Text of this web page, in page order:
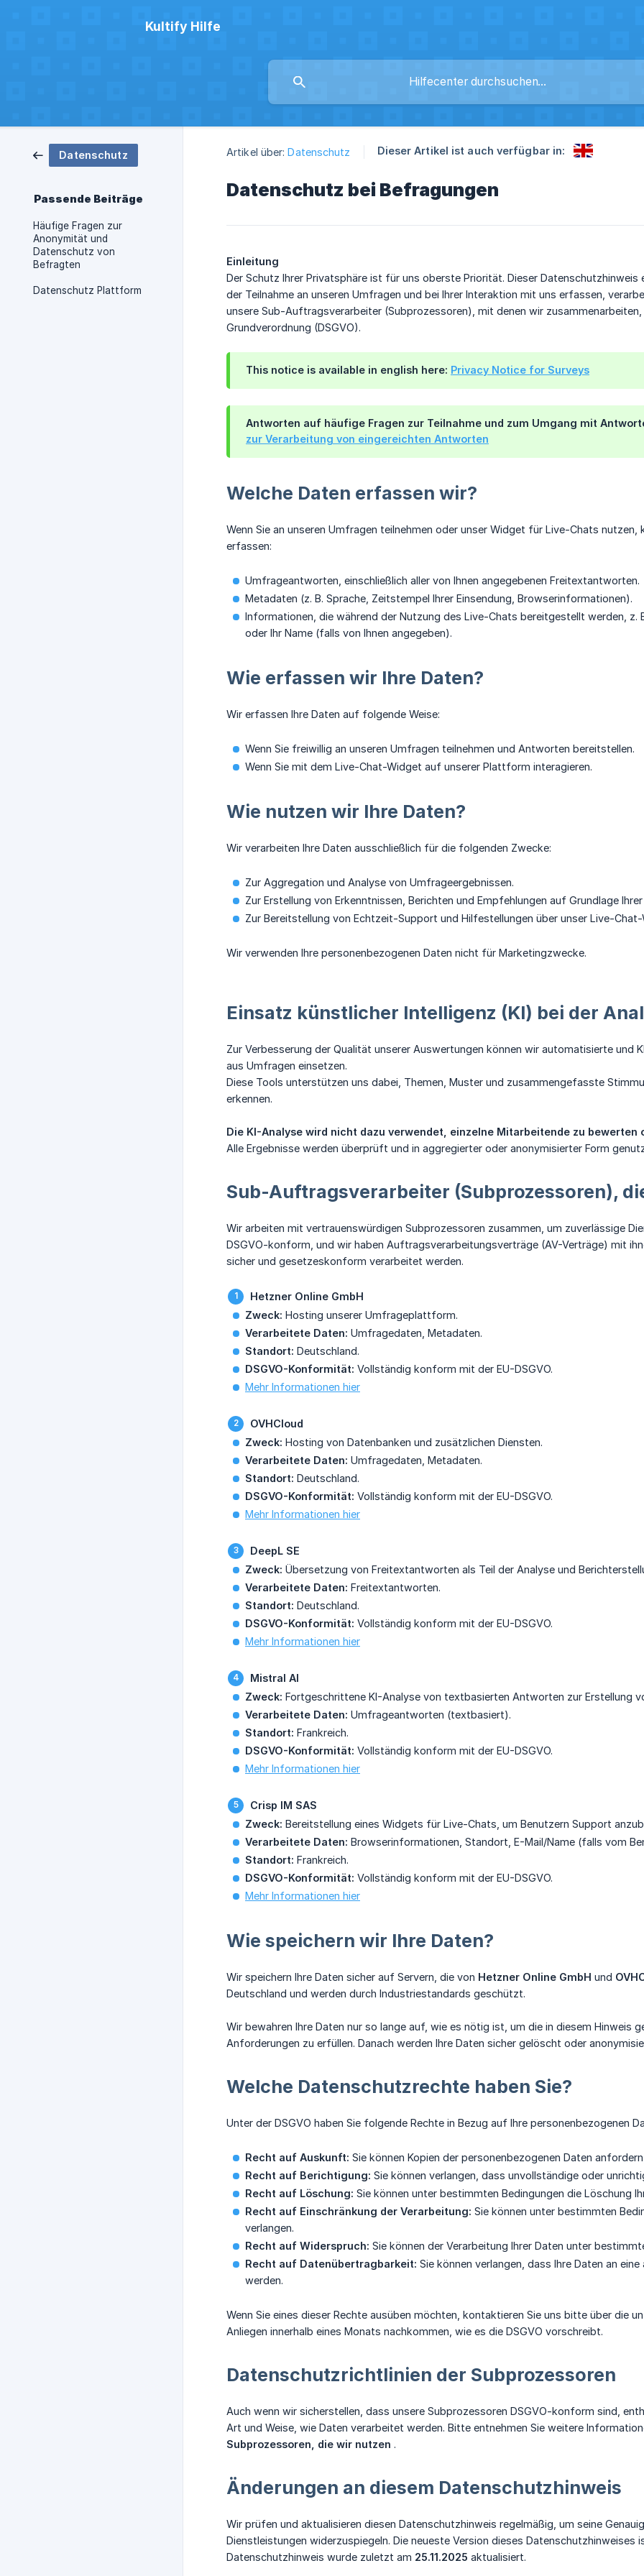
Kultify Hilfe
Datenschutz
Passende Beiträge
Häufige Fragen zur
Anonymität und
Datenschutz von
Befragten
Datenschutz Plattform
Artikel über: Datenschutz Dieser Artikel ist auch verfügbar in:
Datenschutz bei Befragungen
Einleitung
Der Schutz Ihrer Privatsphäre ist für uns oberste Priorität. Dieser
der Teilnahme an unseren Umfragen und bei Ihrer Interaktion mit uns erfassen,
unsere Sub-Auftragsverarbeiter (Subprozessoren), mit denen wir
Grundverordnung (DSGVO).
This notice is available in english here: Privacy Notice for Surveys
Antworten auf häufige Fragen zur Teilnahme und zum Umgang mit
zur Verarbeitung von eingereichten Antworten
Welche Daten erfassen wir?
Wenn Sie an unseren Umfragen teilnehmen oder unser Widget für Live-Chats
erfassen:
Umfrageantworten, einschließlich aller von Ihnen angegebenen Freitextantworten.
Metadaten (z. B. Sprache, Zeitstempel Ihrer Einsendung, Browserinformationen).
Informationen, die während der Nutzung des Live-Chats bereitgestellt werden, z.
oder Ihr Name (falls von Ihnen angegeben).
Wie erfassen wir Ihre Daten?
Wir erfassen Ihre Daten auf folgende Weise:
Wenn Sie freiwillig an unseren Umfragen teilnehmen und Antworten bereitstellen.
Wenn Sie mit dem Live-Chat-Widget auf unserer Plattform interagieren.
Wie nutzen wir Ihre Daten?
Wir verarbeiten Ihre Daten ausschließlich für die folgenden Zwecke:
Zur Aggregation und Analyse von Umfrageergebnissen.
Zur Erstellung von Erkenntnissen, Berichten und Empfehlungen auf Grundlage
Zur Bereitstellung von Echtzeit-Support und Hilfestellungen über unser Live-
Wir verwenden Ihre personenbezogenen Daten nicht für Marketingzwecke.
Einsatz künstlicher Intelligenz (KI) bei der
Zur Verbesserung der Qualität unserer Auswertungen können wir automatisierte
aus Umfragen einsetzen.
Diese Tools unterstützen uns dabei, Themen, Muster und zusammengefasste
erkennen.
Die KI-Analyse wird nicht dazu verwendet, einzelne Mitarbeitende zu
Alle Ergebnisse werden überprüft und in aggregierter oder anonymisierter Form
Sub-Auftragsverarbeiter (Subprozessoren),
Wir arbeiten mit vertrauenswürdigen Subprozessoren zusammen, um zuverlässige
DSGVO-konform, und wir haben Auftragsverarbeitungsverträge (AV-Verträge) mit
sicher und gesetzeskonform verarbeitet werden.
Hetzner Online GmbH
Zweck: Hosting unserer Umfrageplattform.
Verarbeitete Daten: Umfragedaten, Metadaten.
Standort: Deutschland.
DSGVO-Konformität: Vollständig konform mit der EU-DSGVO.
Mehr Informationen hier
OVHCloud
Zweck: Hosting von Datenbanken und zusätzlichen Diensten.
Verarbeitete Daten: Umfragedaten, Metadaten.
Standort: Deutschland.
DSGVO-Konformität: Vollständig konform mit der EU-DSGVO.
Mehr Informationen hier
DeepL SE
Zweck: Übersetzung von Freitextantworten als Teil der Analyse und
Verarbeitete Daten: Freitextantworten.
Standort: Deutschland.
DSGVO-Konformität: Vollständig konform mit der EU-DSGVO.
Mehr Informationen hier
Mistral AI
Zweck: Fortgeschrittene KI-Analyse von textbasierten Antworten zur Erstellung
Verarbeitete Daten: Umfrageantworten (textbasiert).
Standort: Frankreich.
DSGVO-Konformität: Vollständig konform mit der EU-DSGVO.
Mehr Informationen hier
Crisp IM SAS
Zweck: Bereitstellung eines Widgets für Live-Chats, um Benutzern Support
Verarbeitete Daten: Browserinformationen, Standort, E-Mail/Name (falls vom
Standort: Frankreich.
DSGVO-Konformität: Vollständig konform mit der EU-DSGVO.
Mehr Informationen hier
Wie speichern wir Ihre Daten?
Wir speichern Ihre Daten sicher auf Servern, die von Hetzner Online GmbH und
Deutschland und werden durch Industriestandards geschützt.
Wir bewahren Ihre Daten nur so lange auf, wie es nötig ist, um die in diesem Hinweis
Anforderungen zu erfüllen. Danach werden Ihre Daten sicher gelöscht oder
Welche Datenschutzrechte haben Sie?
Unter der DSGVO haben Sie folgende Rechte in Bezug auf Ihre personenbezogenen
Recht auf Auskunft: Sie können Kopien der personenbezogenen Daten
Recht auf Berichtigung: Sie können verlangen, dass unvollständige oder
Recht auf Löschung: Sie können unter bestimmten Bedingungen die Löschung
Recht auf Einschränkung der Verarbeitung: Sie können unter bestimmten
verlangen.
Recht auf Widerspruch: Sie können der Verarbeitung Ihrer Daten unter
Recht auf Datenübertragbarkeit: Sie können verlangen, dass Ihre Daten an
werden.
Wenn Sie eines dieser Rechte ausüben möchten, kontaktieren Sie uns bitte über die
Anliegen innerhalb eines Monats nachkommen, wie es die DSGVO vorschreibt.
Datenschutzrichtlinien der Subprozessoren
Auch wenn wir sicherstellen, dass unsere Subprozessoren DSGVO-konform sind,
Art und Weise, wie Daten verarbeitet werden. Bitte entnehmen Sie weitere
Subprozessoren, die wir nutzen .
Änderungen an diesem Datenschutzhinweis
Wir prüfen und aktualisieren diesen Datenschutzhinweis regelmäßig, um seine
Dienstleistungen widerzuspiegeln. Die neueste Version dieses
Datenschutzhinweis wurde zuletzt am 25.11.2025 aktualisiert.